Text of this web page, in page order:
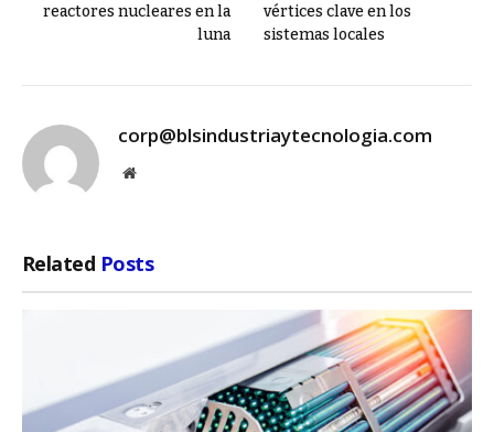
reactores nucleares en la
luna
vértices clave en los
sistemas locales
corp@blsindustriaytecnologia.com
Website
Related Posts